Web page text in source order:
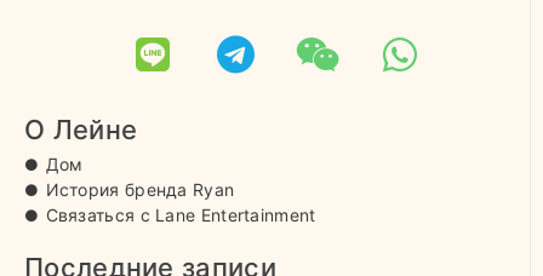
О Лейне
Дом
История бренда Ryan
Связаться с Lane Entertainment
Последние записи